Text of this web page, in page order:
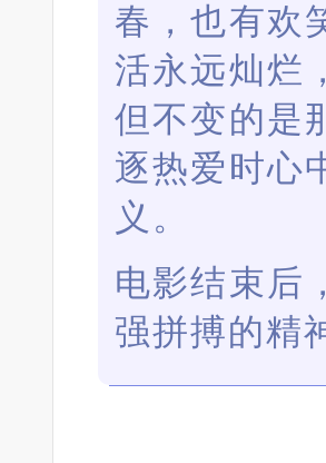
春，也有欢
活永远灿烂
但不变的是
逐热爱时心
义。
电影结束后
强拼搏的精